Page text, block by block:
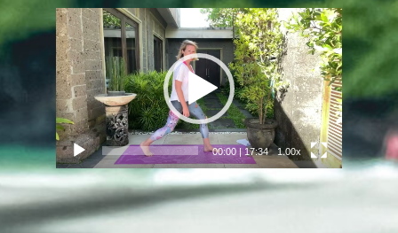
Video
přehrávač
00:00 |17:34 1.00x